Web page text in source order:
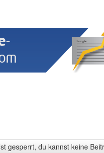
gesperrt, du kannst keine